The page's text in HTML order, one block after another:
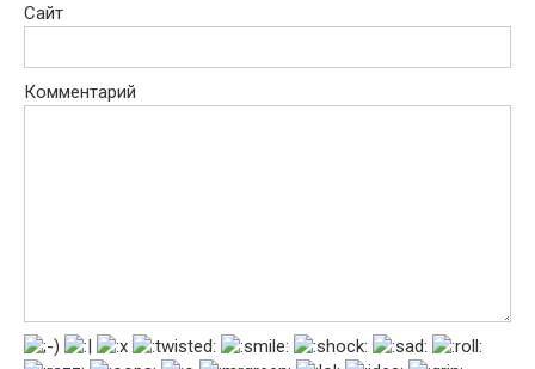
Сайт
Комментарий